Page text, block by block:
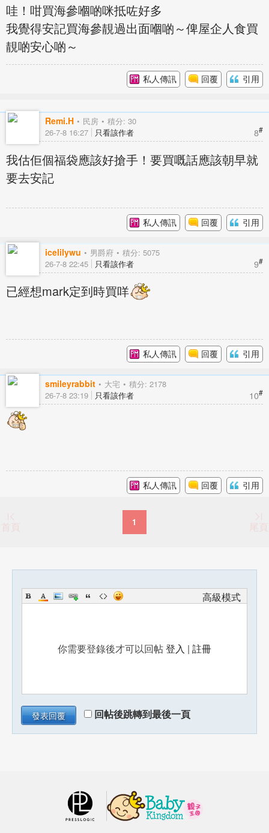
哇！咁買海參嗰啲咪抵咗好多
我覺得安記買海參靚過出面嗰啲～俾屋企人食買
靚啲安心啲～
私人傳訊 回覆 引用
Remi.H 民房 積分: 30
8#
26-7-8 16:27 只看該作者
我估佢個福袋應該好搶手！要買嘅話應該朝早就
要去安記
私人傳訊 回覆 引用
icelilywu 男爵府 積分: 5075
9#
26-7-8 22:45 只看該作者
已經想mark定到時買咩
私人傳訊 回覆 引用
smileyrabbit 大宅 積分: 2178
10#
26-7-8 23:19 只看該作者
私人傳訊 回覆 引用
首頁 1 尾頁
高級模式
你需要登錄後才可以回帖登入 | 註冊
發表回覆 回帖後跳轉到最後一頁